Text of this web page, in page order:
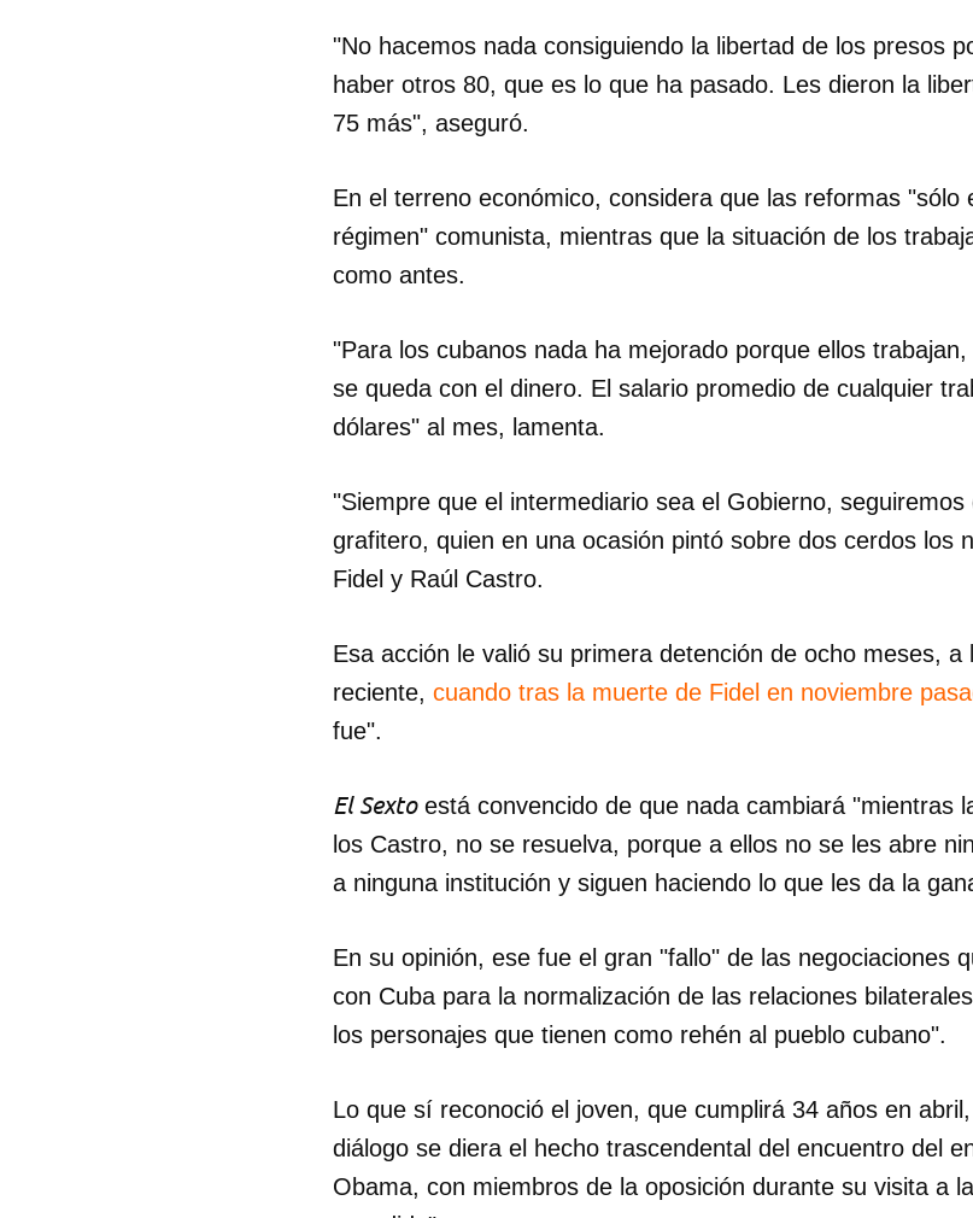
Guardar como favorito
cuenta de 14ymedio.
"No hacemos nada consiguiendo la libertad de los presos
haber otros 80, que es lo que ha pasado. Les dieron la
75 más", aseguró.
En el terreno económico, considera que las reformas "sólo
régimen" comunista, mientras que la situación de los
como antes.
"Para los cubanos nada ha mejorado porque ellos
se queda con el dinero. El salario promedio de cualquier
dólares" al mes, lamenta.
"Siempre que el intermediario sea el Gobierno,
grafitero, quien en una ocasión pintó sobre dos cerdos los
Fidel y Raúl Castro.
Esa acción le valió su primera detención de ocho meses, a
reciente, cuando tras la muerte de Fidel en noviembre
fue".
El Sextoestá convencido de que nada cambiará "mientras
los Castro, no se resuelva, porque a ellos no se les abre
a ninguna institución y siguen haciendo lo que les da la
En su opinión, ese fue el gran "fallo" de las negociaciones
con Cuba para la normalización de las relaciones
los personajes que tienen como rehén al pueblo cubano".
Lo que sí reconoció el joven, que cumplirá 34 años en
diálogo se diera el hecho trascendental del encuentro del
Obama, con miembros de la oposición durante su visita a